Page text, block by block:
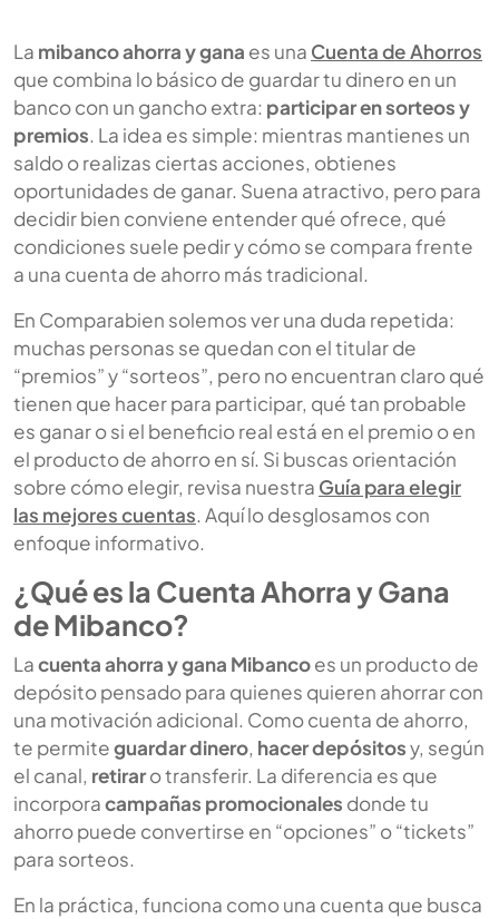
La mibanco ahorra y gana es una Cuenta de Ahorros
que combina lo básico de guardar tu dinero en un
banco con un gancho extra: participar en sorteos y
premios. La idea es simple: mientras mantienes un
saldo o realizas ciertas acciones, obtienes
oportunidades de ganar. Suena atractivo, pero para
decidir bien conviene entender qué ofrece, qué
condiciones suele pedir y cómo se compara frente
a una cuenta de ahorro más tradicional.
En Comparabien solemos ver una duda repetida:
muchas personas se quedan con el titular de
“premios” y “sorteos”, pero no encuentran claro qué
tienen que hacer para participar, qué tan probable
es ganar o si el beneficio real está en el premio o en
el producto de ahorro en sí. Si buscas orientación
sobre cómo elegir, revisa nuestra Guía para elegir
las mejores cuentas. Aquí lo desglosamos con
enfoque informativo.
¿Qué es la Cuenta Ahorra y Gana
de Mibanco?
Lacuenta ahorra y gana Mibancoes un producto de
depósito pensado para quienes quieren ahorrar con
una motivación adicional. Como cuenta de ahorro,
te permiteguardar dinero, hacer depósitosy, según
el canal, retiraro transferir. La diferencia es que
incorporacampañas promocionales donde tu
ahorro puede convertirse en “opciones” o “tickets”
para sorteos.
En la práctica, funciona como una cuenta que busca